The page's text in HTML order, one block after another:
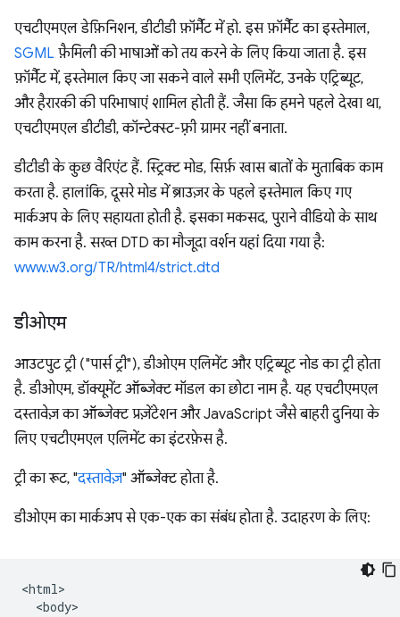
एचटीएमएल डेफ़िनिशन, डीटीडी फ़ॉर्मैट में हो. इस फ़ॉर्मैट का इस्तेमाल,
SGML फ़ैमिली की भाषाओं को तय करने के लिए किया जाता है. इस
फ़ॉर्मैट में, इस्तेमाल किए जा सकने वाले सभी एलिमेंट, उनके एट्रिब्यूट,
और हैरारकी की परिभाषाएं शामिल होती हैं. जैसा कि हमने पहले देखा था,
एचटीएमएल डीटीडी, कॉन्टेक्स्ट-फ़्री ग्रामर नहीं बनाता.
डीटीडी के कुछ वैरिएंट हैं. स्ट्रिक्ट मोड, सिर्फ़ खास बातों के मुताबिक काम
करता है. हालांकि, दूसरे मोड में ब्राउज़र के पहले इस्तेमाल किए गए
मार्कअप के लिए सहायता होती है. इसका मकसद, पुराने वीडियो के साथ
काम करना है. सख्त DTD का मौजूदा वर्शन यहां दिया गया है:
www.w3.org/TR/html4/strict.dtd
डीओएम
आउटपुट ट्री ("पार्स ट्री"), डीओएम एलिमेंट और एट्रिब्यूट नोड का ट्री होता
है. डीओएम, डॉक्यूमेंट ऑब्जेक्ट मॉडल का छोटा नाम है. यह एचटीएमएल
दस्तावेज़ का ऑब्जेक्ट प्रज़ेंटेशन और JavaScript जैसे बाहरी दुनिया के
लिए एचटीएमएल एलिमेंट का इंटरफ़ेस है.
ट्री का रूट, "दस्तावेज़" ऑब्जेक्ट होता है.
डीओएम का मार्कअप से एक-एक का संबंध होता है. उदाहरण के लिए:
<html>
  <body>